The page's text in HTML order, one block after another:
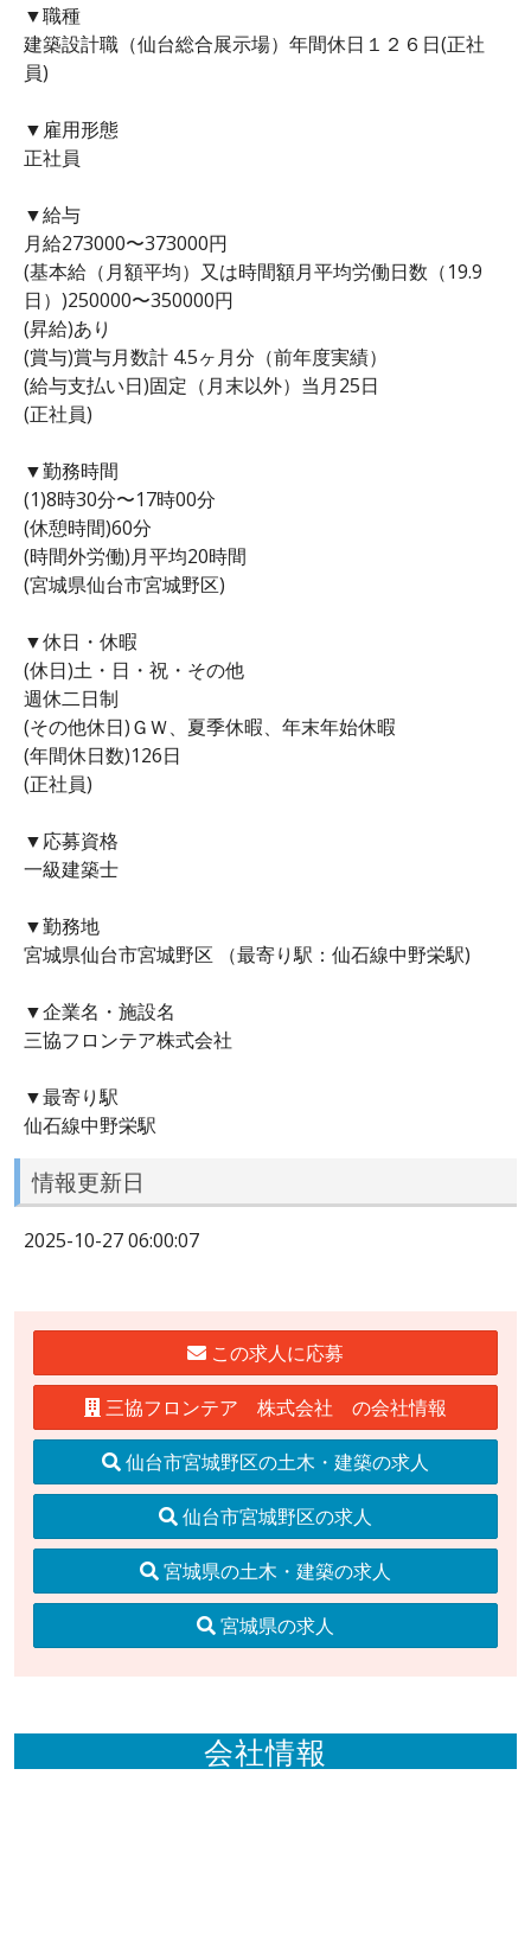
▼職種
建築設計職（仙台総合展示場）年間休日１２６日(正社
員)
▼雇用形態
正社員
▼給与
月給273000〜373000円
(基本給（月額平均）又は時間額月平均労働日数（19.9
日）)250000〜350000円
(昇給)あり
(賞与)賞与月数計 4.5ヶ月分（前年度実績）
(給与支払い日)固定（月末以外）当月25日
(正社員)
▼勤務時間
(1)8時30分〜17時00分
(休憩時間)60分
(時間外労働)月平均20時間
(宮城県仙台市宮城野区)
▼休日・休暇
(休日)土・日・祝・その他
週休二日制
(その他休日)ＧＷ、夏季休暇、年末年始休暇
(年間休日数)126日
(正社員)
▼応募資格
一級建築士
▼勤務地
宮城県仙台市宮城野区 （最寄り駅：仙石線中野栄駅)
▼企業名・施設名
三協フロンテア株式会社
▼最寄り駅
仙石線中野栄駅
情報更新日
2025-10-27 06:00:07
この求人に応募
三協フロンテア 株式会社 の会社情報
仙台市宮城野区の土木・建築の求人
仙台市宮城野区の求人
宮城県の土木・建築の求人
宮城県の求人
会社情報